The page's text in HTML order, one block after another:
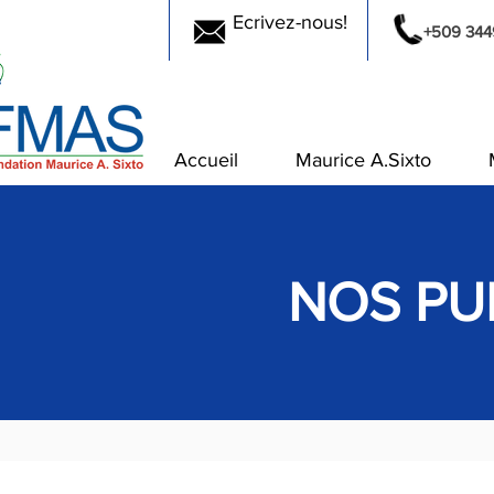
Accueil Maurice A.Sixto
+509
Ecrivez-nous!
NOS